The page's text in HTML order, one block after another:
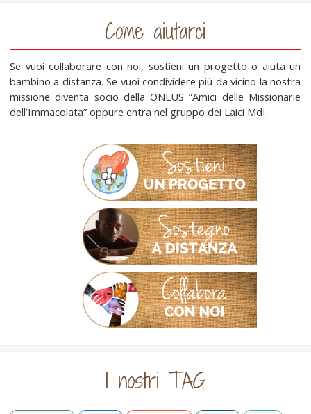
Come aiutarci
Se vuoi collaborare con noi, sostieni un progetto o aiuta un
bambino a distanza. Se vuoi condividere più da vicino la nostra
missione diventa socio della ONLUS “Amici delle Missionarie
dell’Immacolata” oppure entra nel gruppo dei Laici MdI.
I nostri TAG